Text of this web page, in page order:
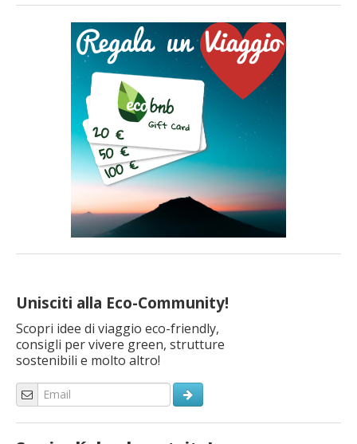
Unisciti alla Eco-Community!
Scopri idee di viaggio eco-friendly,
consigli per vivere green, strutture
sostenibili e molto altro!
un aumento della frequenza delle ondate di caldo, sono
aumentate le piogge devastanti e altri eventi di maltempo
estremi. Un nuovo studio prodotto dagli scienziati di 13 […]